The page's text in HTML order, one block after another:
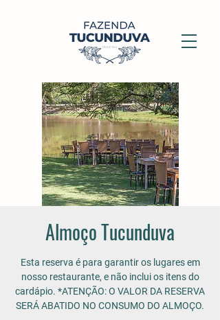
Almoço Tucunduva
Esta reserva é para garantir os lugares em
nosso restaurante, e não inclui os itens do
cardápio. *ATENÇÃO: O VALOR DA RESERVA
SERÁ ABATIDO NO CONSUMO DO ALMOÇO.